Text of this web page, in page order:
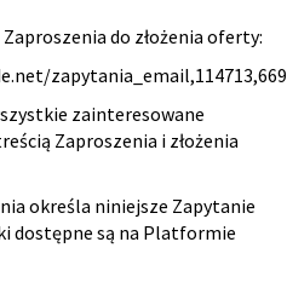
do złożenia oferty:
zainteresowane
Zaproszenia i złożenia
określa niniejsze Zapytanie
dostępne są na Platformie